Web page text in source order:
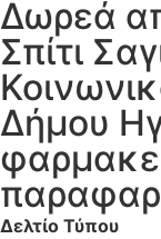
Δωρεά
Σπίτι
Δήμου
Δελτίο Τύπου